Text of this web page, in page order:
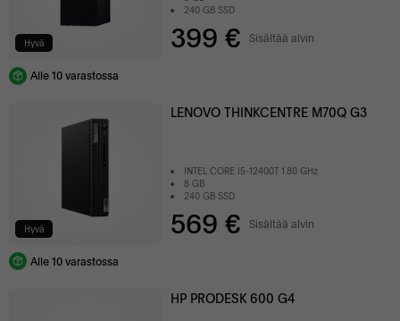
Hyvä
240 GB SSD
399 € Sisältää alvin
Alle 10 varastossa
Hyvä
LENOVO THINKCENTRE M70Q G3
INTEL CORE I5-12400T 1.80 GHz
8 GB
240 GB SSD
569 € Sisältää alvin
Alle 10 varastossa
HP PRODESK 600 G4